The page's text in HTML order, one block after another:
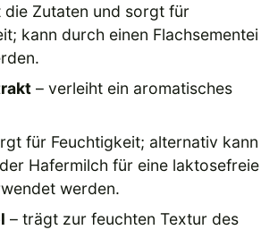
die Zutaten und sorgt für
kann durch einen Flachsementei
– verleiht ein aromatisches
für Feuchtigkeit; alternativ kann
Hafermilch für eine laktosefreie
werden.
– trägt zur feuchten Textur des